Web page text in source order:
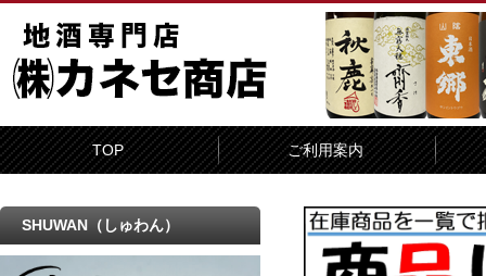
TOP ご利用案内
SHUWAN（しゅわん）